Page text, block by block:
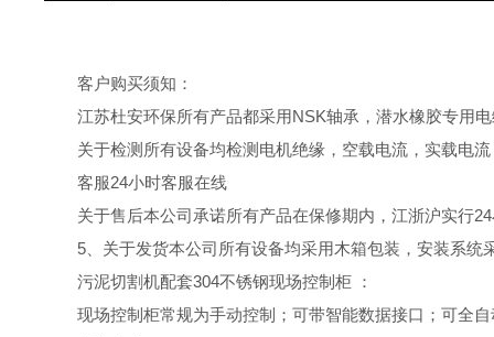
客户购买须知：
江苏杜安环保所有产品都采用NSK轴承，潜水橡胶专用
关于检测所有设备均检测电机绝缘，空载电流，实载电
客服24小时客服在线
关于售后本公司承诺所有产品在保修期内，江浙沪实行
5、 关于发货本公司所有设备均采用木箱包装，安装系
污泥切割机配套304不锈钢现场控制柜 ：
现场控制柜常规为手动控制；可带智能数据接口；可全